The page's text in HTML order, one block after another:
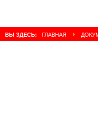
ВЫ ЗДЕСЬ: ГЛАВНАЯ